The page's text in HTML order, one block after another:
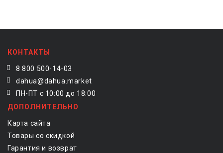
КОНТАКТЫ
8 800 500-14-03
dahua@dahua.market
ПН-ПТ с 10:00 до 18:00
ДОПОЛНИТЕЛЬНО
Карта сайта
Товары со скидкой
Гарантия и возврат